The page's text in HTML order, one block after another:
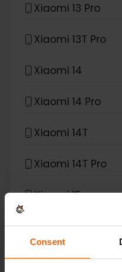
Consent
Xiaomi 13 Pro
Xiaomi 13T Pro
Xiaomi 14
Xiaomi 14 Pro
Xiaomi 14T
Xiaomi 14T Pro
Xiaomi 15
Xiaomi Redmi
Xiaomi Redmi